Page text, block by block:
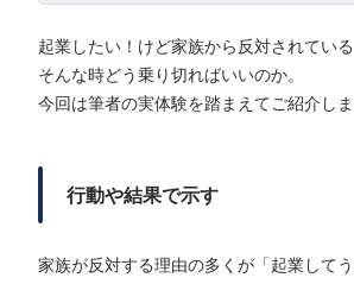
起業したい！けど家族から反対されている
そんな時どう乗り切ればいいのか。
今回は筆者の実体験を踏まえてご紹介しま
行動や結果で示す
家族が反対する理由の多くが「起業して